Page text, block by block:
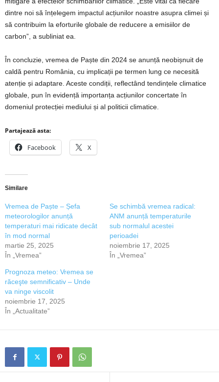
dintre noi să înțelegem impactul acțiunilor noastre asupra climei și
să contribuim la eforturile globale de reducere a emisiilor de
carbon”, a subliniat ea.
În concluzie, vremea de Paște din 2024 se anunță neobișnuit de
caldă pentru România, cu implicații pe termen lung ce necesită
atenție și adaptare. Aceste condiții, reflectând tendințele climatice
globale, pun în evidență importanța acțiunilor concertate în
domeniul protecției mediului și al politicii climatice.
Partajează asta:
Facebook X
Similare
Vremea de Paște – Șefa
meteorologilor anunță
temperaturi mai ridicate decât
în mod normal
martie 25, 2025
În „Vremea”
Se schimbă vremea radical:
ANM anunță temperaturile
sub normalul acestei
perioadei
noiembrie 17, 2025
În „Vremea”
Prognoza meteo: Vremea se
răceşte semnificativ – Unde
va ninge viscolit
noiembrie 17, 2025
În „Actualitate”